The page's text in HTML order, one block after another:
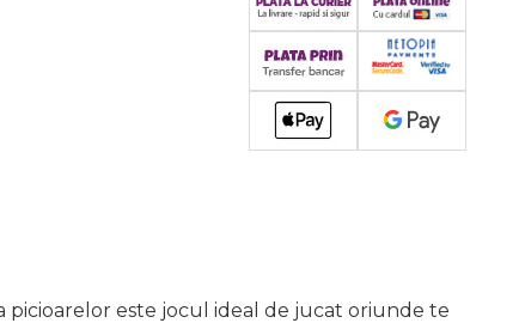
picioarelor este jocul ideal de jucat oriunde te